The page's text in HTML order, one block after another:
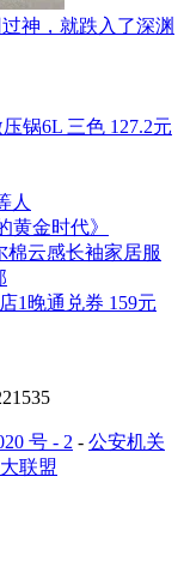
神，就跌入了深渊
锅6L 三色 127.2元
人
黄金时代》
棉云感长袖家居服
1晚通兑券 159元
号 - 2 - 公安机关
联盟